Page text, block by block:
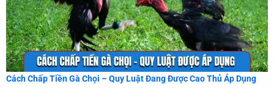
Cách Chấp Tiền Gà Chọi – Quy Luật Đang Được Cao Thủ Áp Dụng